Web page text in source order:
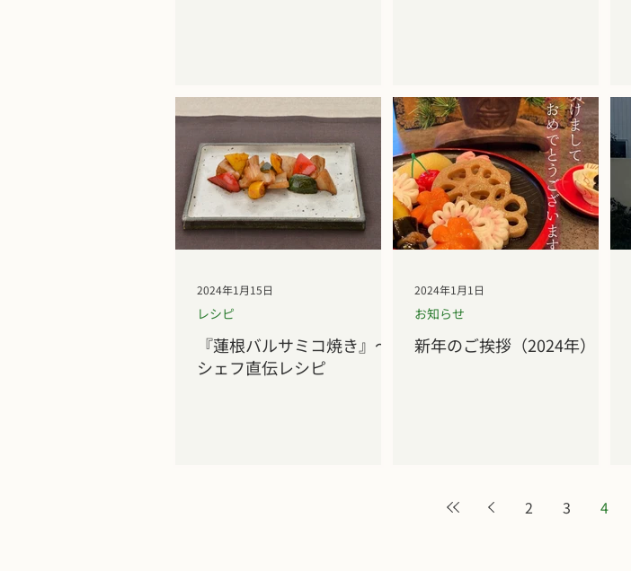
『蓮根バルサミコ焼き』～
シェフ直伝レシピ
レシピ
2024年1月15日
新年のご挨拶（2024年）
お知らせ
2024年1月1日
2 3 4